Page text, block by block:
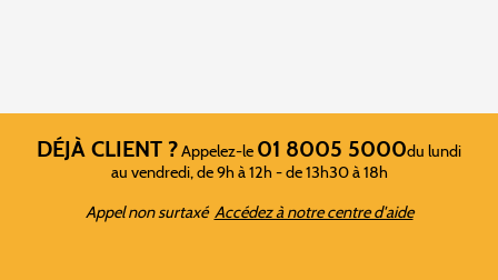
DÉJÀ CLIENT ?Appelez-le 01 8005 5000du lundi
au vendredi, de 9h à 12h - de 13h30 à 18h
Appel non surtaxé Accédez à notre centre d'aide